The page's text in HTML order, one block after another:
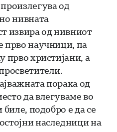
од
нивната
извира од нивниот
прво научници, па
прво христијани, а
порака од
да влегуваме во
подобро е да се
наследници на